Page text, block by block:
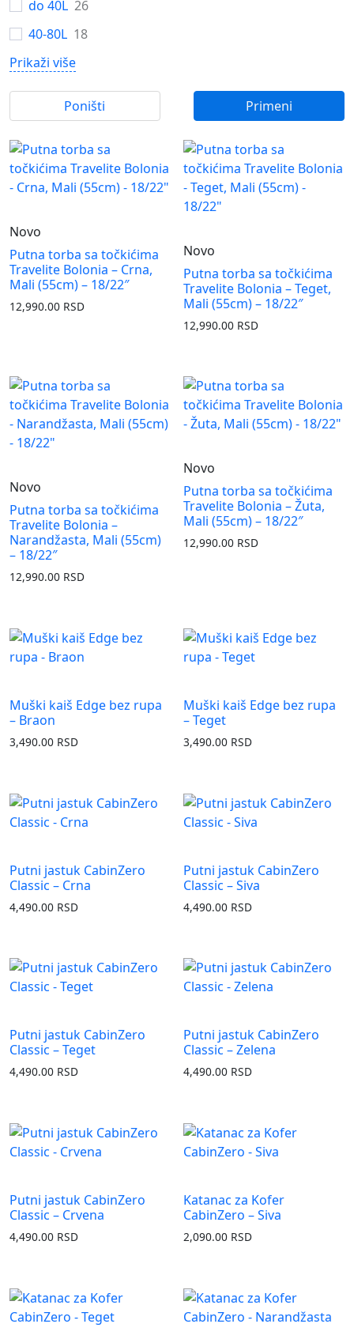
do 40L 26
40-80L 18
Prikaži više
Primeni
Poništi
Novo
Putna torba sa točkićima
Travelite Bolonia – Crna,
Mali (55cm) – 18/22″
12,990.00 RSD
Novo
Putna torba sa točkićima
Travelite Bolonia – Teget,
Mali (55cm) – 18/22″
12,990.00 RSD
Novo
Putna torba sa točkićima
Travelite Bolonia –
Narandžasta, Mali (55cm)
– 18/22″
12,990.00 RSD
Novo
Putna torba sa točkićima
Travelite Bolonia – Žuta,
Mali (55cm) – 18/22″
12,990.00 RSD
Muški kaiš Edge bez rupa
– Braon
3,490.00 RSD
Muški kaiš Edge bez rupa
– Teget
3,490.00 RSD
Putni jastuk CabinZero
Classic – Crna
4,490.00 RSD
Putni jastuk CabinZero
Classic – Siva
4,490.00 RSD
Putni jastuk CabinZero
Classic – Teget
4,490.00 RSD
Putni jastuk CabinZero
Classic – Zelena
4,490.00 RSD
Putni jastuk CabinZero
Classic – Crvena
4,490.00 RSD
Katanac za Kofer
CabinZero – Siva
2,090.00 RSD